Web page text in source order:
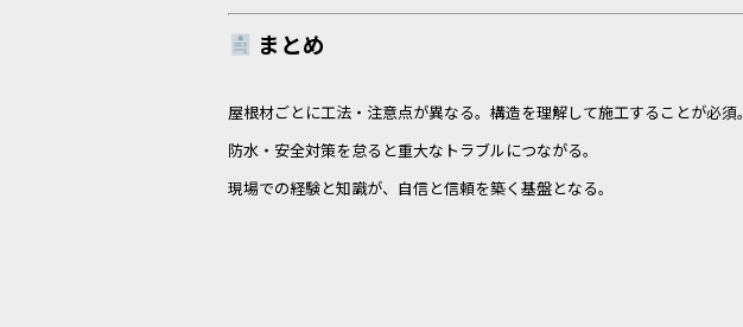
まとめ
屋根材ごとに工法・注意点が異なる。構造を理解して施工することが必須。
防水・安全対策を怠ると重大なトラブルにつながる。
現場での経験と知識が、自信と信頼を築く基盤となる。